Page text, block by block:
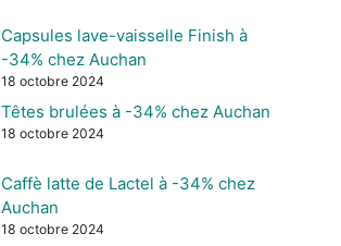
Capsules lave-vaisselle Finish à
-34% chez Auchan
18 octobre 2024
Têtes brulées à -34% chez Auchan
18 octobre 2024
Caffè latte de Lactel à -34% chez
Auchan
18 octobre 2024